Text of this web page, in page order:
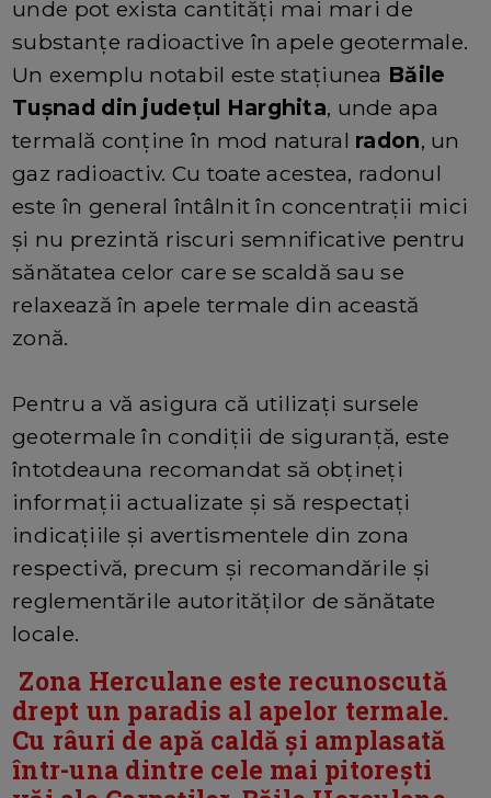
unde pot exista cantități mai mari de
substanțe radioactive în apele geotermale.
Un exemplu notabil este stațiunea Băile
Tușnad din județul Harghita, unde apa
termală conține în mod natural radon, un
gaz radioactiv. Cu toate acestea, radonul
este în general întâlnit în concentrații mici
și nu prezintă riscuri semnificative pentru
sănătatea celor care se scaldă sau se
relaxează în apele termale din această
zonă.
Pentru a vă asigura că utilizați sursele
geotermale în condiții de siguranță, este
întotdeauna recomandat să obțineți
informații actualizate și să respectați
indicațiile și avertismentele din zona
respectivă, precum și recomandările și
reglementările autorităților de sănătate
locale.
Zona Herculane este recunoscută
drept un paradis al apelor termale.
Cu râuri de apă caldă și amplasată
într-una dintre cele mai pitorești